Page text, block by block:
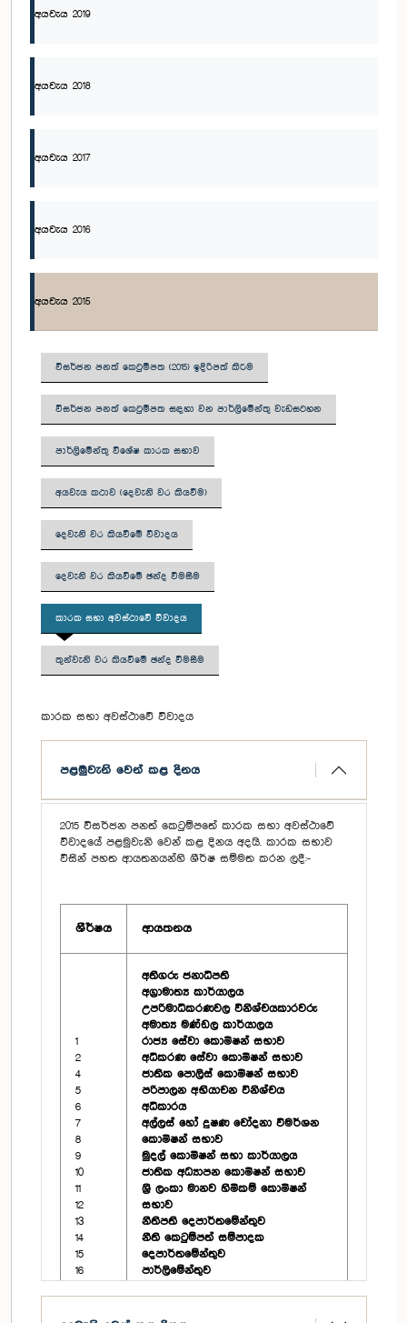
අයවැය 2019
අයවැය 2018
අයවැය 2017
අයවැය 2016
අයවැය 2015
විසර්ජන පනත් කෙටුම්පත (2015) ඉදිරිපත් කිරීම
විසර්ජන පනත් කෙටුම්පත සඳහා වන පාර්ලිමේන්තු වැඩසටහන
පාර්ලිමේන්තු විශේෂ කාරක සභාව
අයවැය කථාව (දෙවැනි වර කියවීම)
දෙවැනි වර කියවීමේ විවාදය
දෙවැනි වර කියවීමේ ඡන්ද විමසීම
කාරක සභා අවස්ථාවේ විවාදය
තුන්වැනි වර කියවීමේ ඡන්ද විමසීම
කාරක සභා අවස්ථාවේ විවාදය
පළමුවැනි වෙන් කළ දිනය
2015 විසර්ජන පනත් කෙටුම්පතේ කාරක සභා අවස්ථාවේ
විවාදයේ පළමුවැනි වෙන් කළ දිනය අදයි. කාරක සභාව
විසින් පහත ආයතනයන්හි ශීර්ෂ සම්මත කරන ලදී:-
ශීර්ෂය ආයතනය
1
2
4
5
6
7
8
9
10
11
12
13
14
15
16
19
අතිගරු ජනාධිපති
අග්‍රාමාත්‍ය කාර්යාලය
උපරිමාධිකරණවල විනිශ්චයකාරවරු
අමාත්‍ය මණ්ඩල කාර්යාලය
රාජ්‍ය සේවා කොමිෂන් සභාව
අධිකරණ සේවා කොමිෂන් සභාව
ජාතික පොලිස් කොමිෂන් සභාව
පරිපාලන අභියාචන විනිශ්චය
අධිකාරය‍
අල්ලස් හෝ දූෂණ චෝදනා විමර්ශන
කොමිෂන් සභාව
මුදල් කොමිෂන් සභා කාර්යාලය
ජාතික අධ්‍යාපන කොමිෂන් සභාව
ශ්‍රී ලංකා මානව හිමිකම් කොමිෂන්
සභාව
නීතිපති දෙපාර්තමේන්තුව
නීති කෙටුම්පත් සම්පාදක
දෙපාර්තමේන්තුව
පාර්ලිමේන්තුව
පාර්ලිමේන්තුවේ ආණ්ඩු පක්ෂයේ ප්‍රධාන